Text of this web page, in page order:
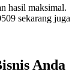
hasil maksimal.
sekarang juga
Anda